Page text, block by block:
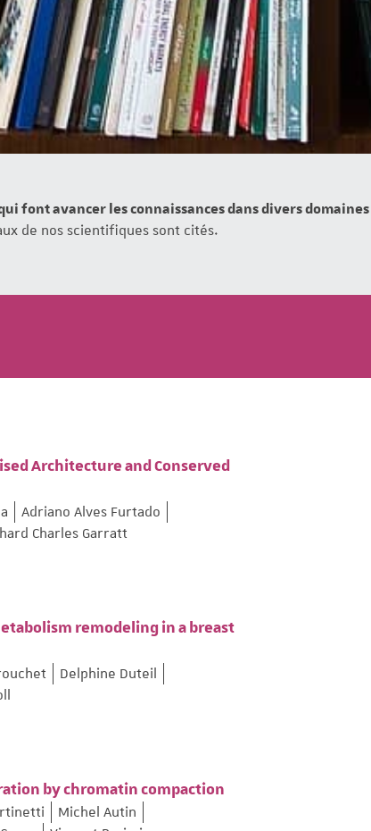
font avancer les connaissances dans divers
de nos scientifiques sont cités.
Architecture and Conserved
Adriano Alves Furtado
Charles Garratt
remodeling in a breast
Delphine Duteil
by chromatin compaction
Michel Autin